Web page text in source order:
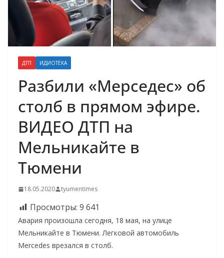
ДТП ИДИОТЕКА
Разбили «Мерседес» об
столб в прямом эфире.
ВИДЕО ДТП на
Мельникайте в
Тюмени
18.05.2020 tyumentimes
Просмотры: 9 641
Авария произошла сегодня, 18 мая, на улице
Мельникайте в Тюмени. Легковой автомобиль
Mercedes врезался в столб.